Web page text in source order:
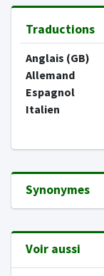
Traductions
Anglais (GB)
Allemand
Espagnol
Italien
Synonymes
Voir aussi